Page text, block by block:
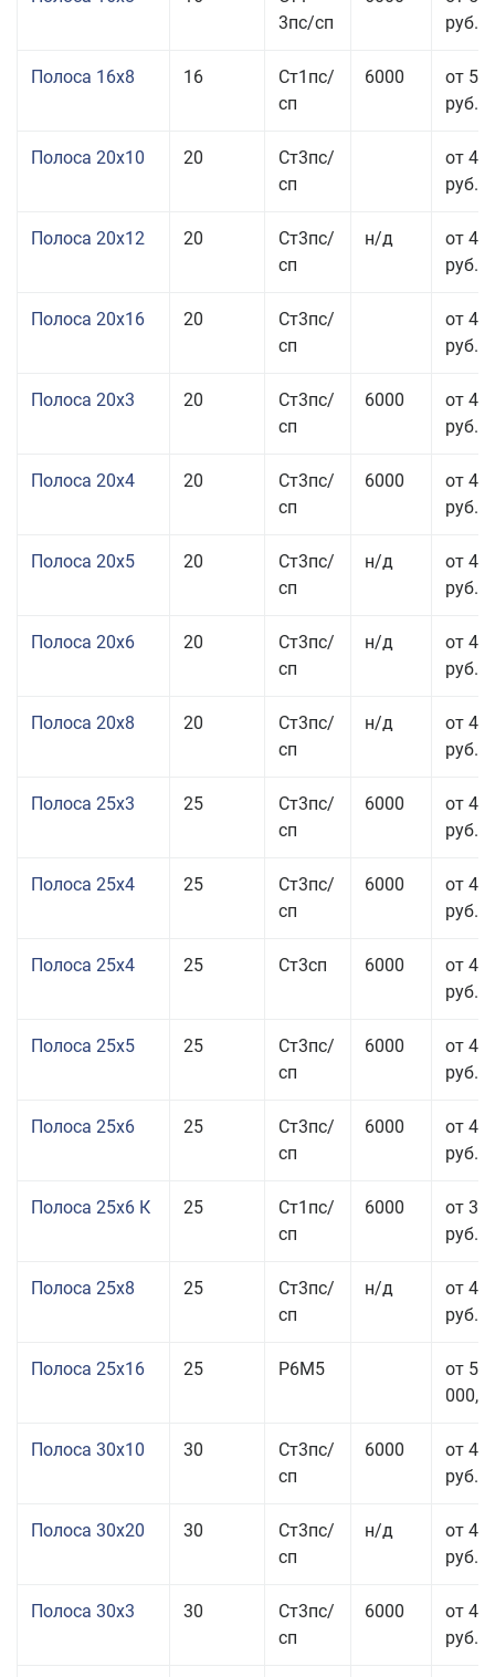
3пс/сп
руб.
Полоса 16x8 16
Ст1пс/
сп
6000
от 55
руб.
Полоса 20x10 20
Ст3пс/
сп
от 44
руб.
Полоса 20x12 20
Ст3пс/
сп
н/д
от 44
руб.
Полоса 20x16 20
Ст3пс/
сп
от 45
руб.
Полоса 20x3 20
Ст3пс/
сп
6000
от 45
руб.
Полоса 20x4 20
Ст3пс/
сп
6000
от 44
руб.
Полоса 20x5 20
Ст3пс/
сп
н/д
от 42
руб.
Полоса 20x6 20
Ст3пс/
сп
н/д
от 46
руб.
Полоса 20x8 20
Ст3пс/
сп
н/д
от 45
руб.
Полоса 25x3 25
Ст3пс/
сп
6000
от 46
руб.
Полоса 25x4 25
Ст3пс/
сп
6000
от 43
руб.
Полоса 25x4 25 Ст3сп 6000
от 43
руб.
Полоса 25x5 25
Ст3пс/
сп
6000
от 42
руб.
Полоса 25x6 25
Ст3пс/
сп
6000
от 42
руб.
Полоса 25x6 К 25
Ст1пс/
сп
6000
от 35
руб.
Полоса 25x8 25
Ст3пс/
сп
н/д
от 43
руб.
Полоса 25x16 25 Р6М5
от
Полоса 30x10 30
Ст3пс/
сп
6000
от 45
руб.
Полоса 30x20 30
Ст3пс/
сп
н/д
от 46
руб.
Полоса 30x3 30
Ст3пс/
сп
6000
от 46
руб.